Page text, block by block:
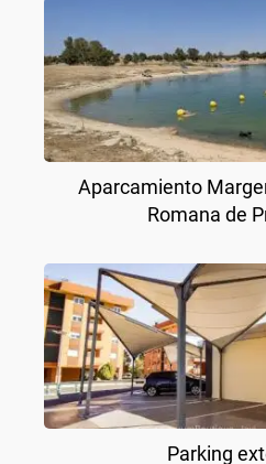
Aparcamiento
Romana de
Parking